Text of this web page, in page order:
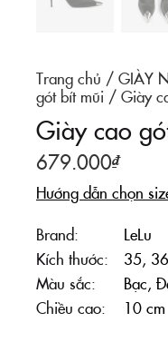
Trang chủ GIÀY
gót bít mũi
Giày
Giày cao
679.000₫
Hướng dẫn chọn
Brand
LeLu
Kích thước
35,
Màu sắc
Bạc,
Chiều cao
10 cm